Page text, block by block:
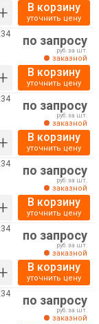
В корзину
уточнить цену
по запросу
руб. за шт.
заказной
В корзину
уточнить цену
по запросу
руб. за шт.
заказной
В корзину
уточнить цену
по запросу
руб. за шт.
заказной
В корзину
уточнить цену
по запросу
руб. за шт.
заказной
В корзину
уточнить цену
по запросу
руб. за шт.
заказной